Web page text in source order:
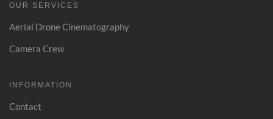
OUR SERVICES
Aerial Drone Cinematography
Camera Crew
INFORMATION
Contact